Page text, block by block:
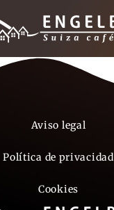
Aviso legal
Política de privacidad
Cookies